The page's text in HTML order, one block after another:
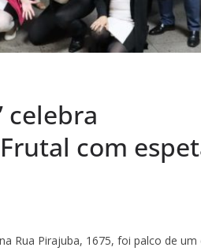
celebra
com
Rua Pirajuba, 1675, foi palco de